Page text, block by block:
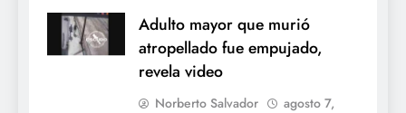
Adulto mayor que murió
atropellado fue empujado,
revela video
Norberto Salvador
agosto 7,